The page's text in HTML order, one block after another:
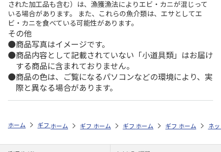
された加工品も含む）は、漁獲漁法によりエビ・カニが混じって
いる場合があります。 また、これらの魚介類は、エサとしてエ
ビ・カニを食べている可能性があります。
その他
商品写真はイメージです。
商品内容として記載されていない「小道具類」はお届け
する商品に含まれておりません。
商品の色は、ご覧になるパソコンなどの環境により、実
際と異なる場合があります。
ホーム ギフトストア お中元・夏ギフト特集 2026 ハム・お肉 ＜
ホーム ギフトストア お中元・夏ギフト特集 2026
ホーム ギフトストア お中元・夏ギフト
ホーム ギフトストア お
ホーム ネ